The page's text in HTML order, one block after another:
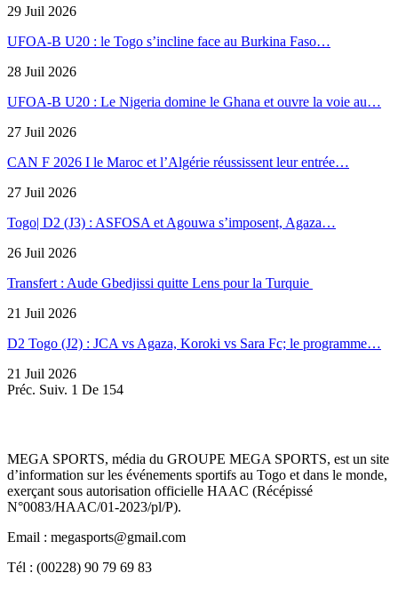
29 Juil 2026
UFOA-B U20 : le Togo s’incline face au Burkina Faso…
28 Juil 2026
UFOA-B U20 : Le Nigeria domine le Ghana et ouvre la voie au…
27 Juil 2026
CAN F 2026 I le Maroc et l’Algérie réussissent leur entrée…
27 Juil 2026
Togo| D2 (J3) : ASFOSA et Agouwa s’imposent, Agaza…
26 Juil 2026
Transfert : Aude Gbedjissi quitte Lens pour la Turquie
21 Juil 2026
D2 Togo (J2) : JCA vs Agaza, Koroki vs Sara Fc; le programme…
21 Juil 2026
Préc. Suiv. 1 De 154
MEGA SPORTS, média du GROUPE MEGA SPORTS, est un site
d’information sur les événements sportifs au Togo et dans le monde,
exerçant sous autorisation officielle HAAC (Récépissé
N°0083/HAAC/01-2023/pl/P).
Email : megasports@gmail.com
Tél : (00228) 90 79 69 83